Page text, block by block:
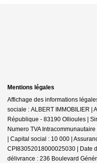
Mentions légales
Affichage des informations
sociale : ALBERT IMMOBILIER |
République - 83190 Ollioules |
Numero TVA
| Capital social : 10 000 |
CPI83052018000025030 | Date
délivrance : 236 Boulevard